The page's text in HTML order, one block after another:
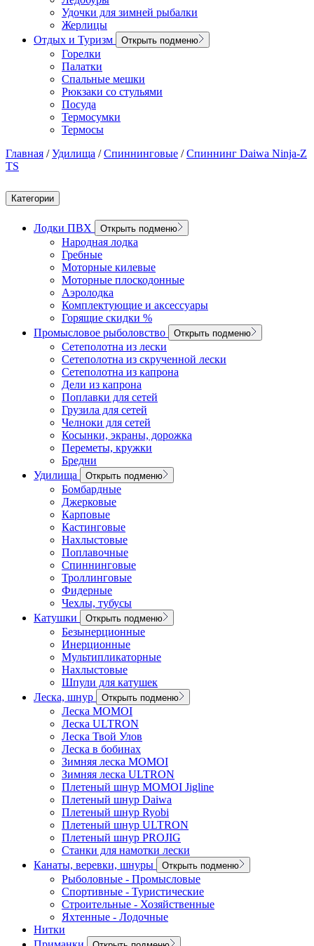
Удочки для зимней рыбалки
Жерлицы
Отдых и Туризм
Открыть подменю
Горелки
Палатки
Спальные мешки
Рюкзаки со стульями
Посуда
Термосумки
Термосы
Главная /Удилища /Спиннинговые /Спиннинг Daiwa Ninja-Z
TS
Категории
Лодки ПВХ Открыть подменю
Народная лодка
Гребные
Моторные килевые
Моторные плоскодонные
Аэролодка
Комплектующие и аксессуары
Горящие скидки %
Промысловое рыболовство
Открыть подменю
Сетеполотна из лески
Сетеполотна из скрученной лески
Сетеполотна из капрона
Дели из капрона
Поплавки для сетей
Грузила для сетей
Челноки для сетей
Косынки, экраны, дорожка
Переметы, кружки
Бредни
Удилища
Открыть подменю
Бомбардные
Джерковые
Карповые
Кастинговые
Нахлыстовые
Поплавочные
Спиннинговые
Троллинговые
Фидерные
Чехлы, тубусы
Катушки
Открыть подменю
Безынерционные
Инерционные
Мультипликаторные
Нахлыстовые
Шпули для катушек
Леска, шнур
Открыть подменю
Леска MOMOI
Леска ULTRON
Леска Твой Улов
Леска в бобинах
Зимняя леска MOMOI
Зимняя леска ULTRON
Плетеный шнур MOMOI Jigline
Плетеный шнур Daiwa
Плетеный шнур Ryobi
Плетеный шнур ULTRON
Плетеный шнур PROJIG
Станки для намотки лески
Канаты, веревки, шнуры
Открыть подменю
Рыболовные - Промысловые
Спортивные - Туристические
Строительные - Хозяйственные
Яхтенные - Лодочные
Нитки